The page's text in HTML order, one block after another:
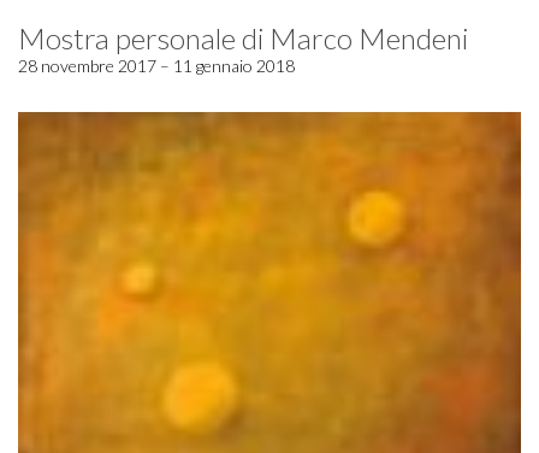
Mostra personale di Marco Mendeni
28 novembre 2017 – 11 gennaio 2018